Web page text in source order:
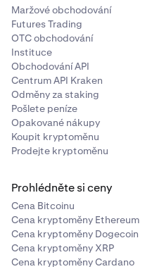
Maržové obchodování
Futures Trading
OTC obchodování
Instituce
Obchodování API
Centrum API Kraken
Odměny za staking
Pošlete peníze
Opakované nákupy
Koupit kryptoměnu
Prodejte kryptoměnu
Prohlédněte si ceny
Cena Bitcoinu
Cena kryptoměny Ethereum
Cena kryptoměny Dogecoin
Cena kryptoměny XRP
Cena kryptoměny Cardano